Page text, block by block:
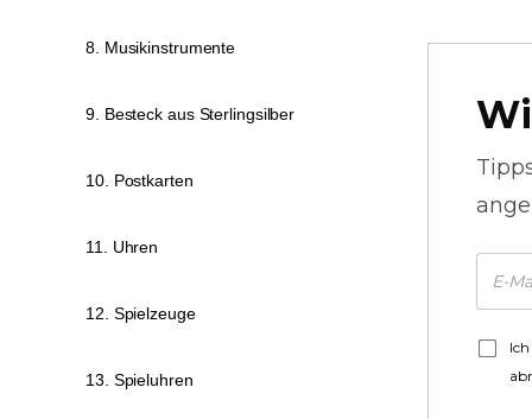
8. Musikinstrumente
9. Besteck aus Sterlingsilber
10. Postkarten
11. Uhren
12. Spielzeuge
13. Spieluhren